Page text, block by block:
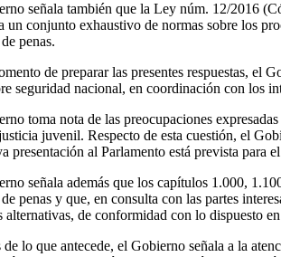
señala también que la Ley núm. 12/2016
un conjunto exhaustivo de normas sobre los
penas.
de preparar las presentes respuestas, el
seguridad nacional, en coordinación con los
toma nota de las preocupaciones
juvenil. Respecto de esta cuestión, el
presentación al Parlamento está prevista para
señala además que los capítulos 1.000,
penas y que, en consulta con las partes
alternativas, de conformidad con lo dispuesto
lo que antecede, el Gobierno señala a la